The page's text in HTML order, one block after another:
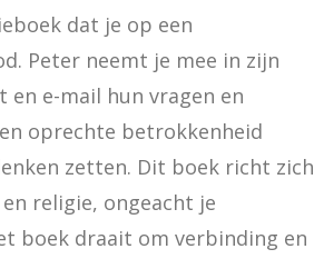
dat je op een
Peter neemt je mee in zijn
e-mail hun vragen en
oprechte betrokkenheid
zetten. Dit boek richt zich
religie, ongeacht je
boek draait om verbinding en